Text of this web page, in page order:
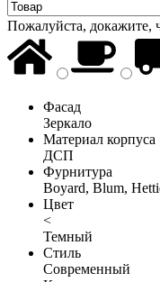
Пожалуйста, докажите,
Фасад
Зеркало
Материал корпуса
ДСП
Фурнитура
Boyard, Blum,
Цвет
<
Темный
Стиль
Современный